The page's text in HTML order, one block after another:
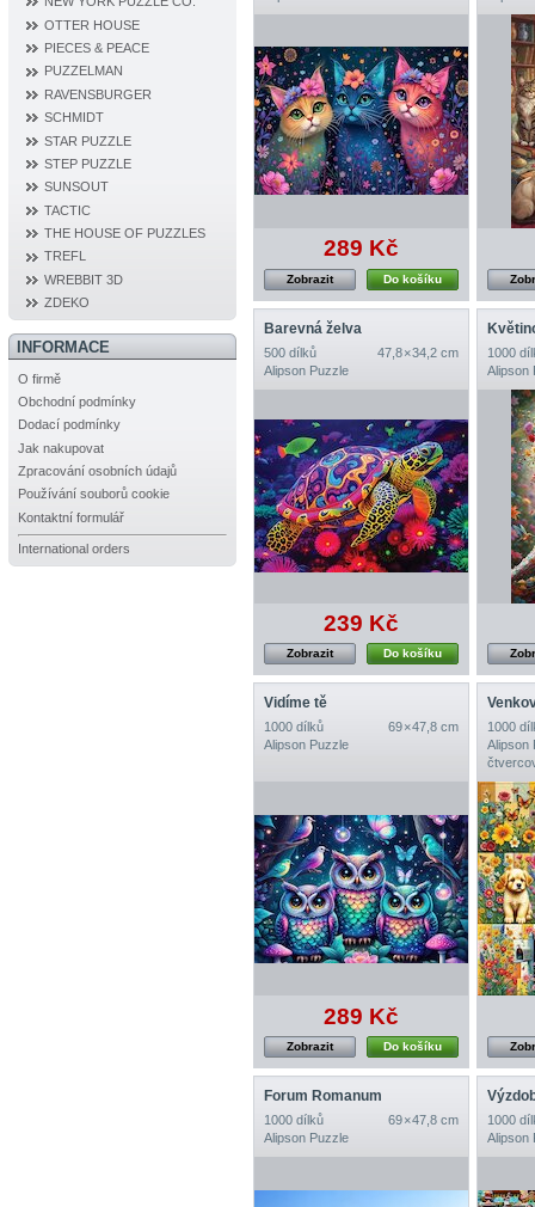
OTTER HOUSE
PIECES & PEACE
PUZZELMAN
RAVENSBURGER
SCHMIDT
STAR PUZZLE
STEP PUZZLE
SUNSOUT
TACTIC
THE HOUSE OF PUZZLES
TREFL
WREBBIT 3D
ZDEKO
INFORMACE
O firmě
Obchodní podmínky
Dodací podmínky
Jak nakupovat
Zpracování osobních údajů
Používání souborů cookie
Kontaktní formulář
International orders
289 Kč
Do košíku
Zobrazit
Barevná želva
500 dílků
47,8 × 34,2 cm
Alipson Puzzle
239 Kč
Do košíku
Zobrazit
1000
Alipson
Vidíme tě
1000 dílků
69 × 47,8 cm
Alipson Puzzle
289 Kč
Do košíku
Zobrazit
1000
Alipson
Forum Romanum
1000 dílků
69 × 47,8 cm
Alipson Puzzle
1000
Alipson